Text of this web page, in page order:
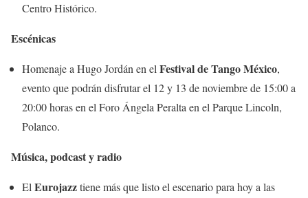
Centro Histórico.
Escénicas
Homenaje a Hugo Jordán en el Festival de Tango México,
evento que podrán disfrutar el 12 y 13 de noviembre de 15:00 a
20:00 horas en el Foro Ángela Peralta en el Parque Lincoln,
Polanco.
Música, podcast y radio
El Eurojazztiene más que listo el escenario para hoy a las